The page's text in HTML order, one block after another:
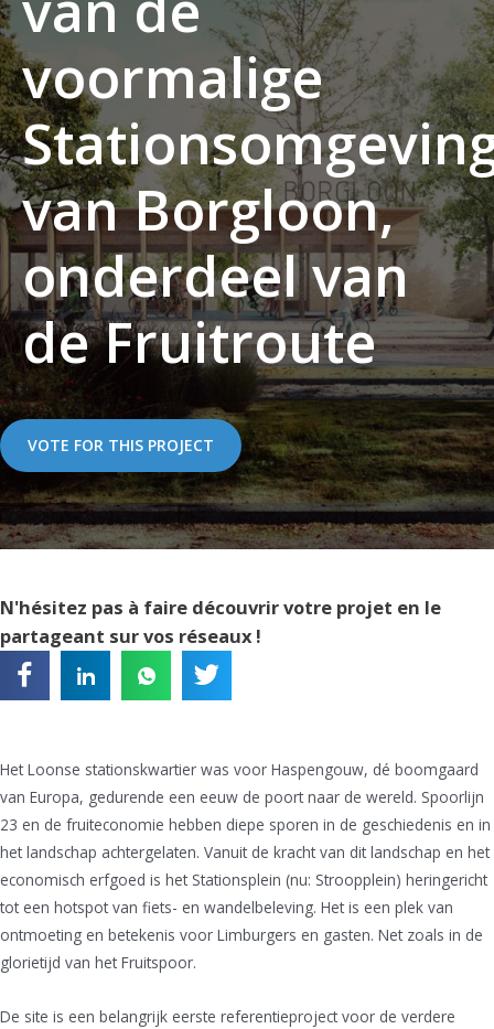
voormalige
van Borgloon,
onderdeel van
de Fruitroute
VOTE FOR THIS PROJECT
N'hésitez pas à faire découvrir votre projet en le
partageant sur vos réseaux !
Het Loonse stationskwartier was voor Haspengouw, dé boomgaard
van Europa, gedurende een eeuw de poort naar de wereld. Spoorlijn
23 en de fruiteconomie hebben diepe sporen in de geschiedenis en in
het landschap achtergelaten. Vanuit de kracht van dit landschap en het
economisch erfgoed is het Stationsplein (nu: Stroopplein) heringericht
tot een hotspot van fiets- en wandelbeleving. Het is een plek van
ontmoeting en betekenis voor Limburgers en gasten. Net zoals in de
glorietijd van het Fruitspoor.
De site is een belangrijk eerste referentieproject voor de verdere